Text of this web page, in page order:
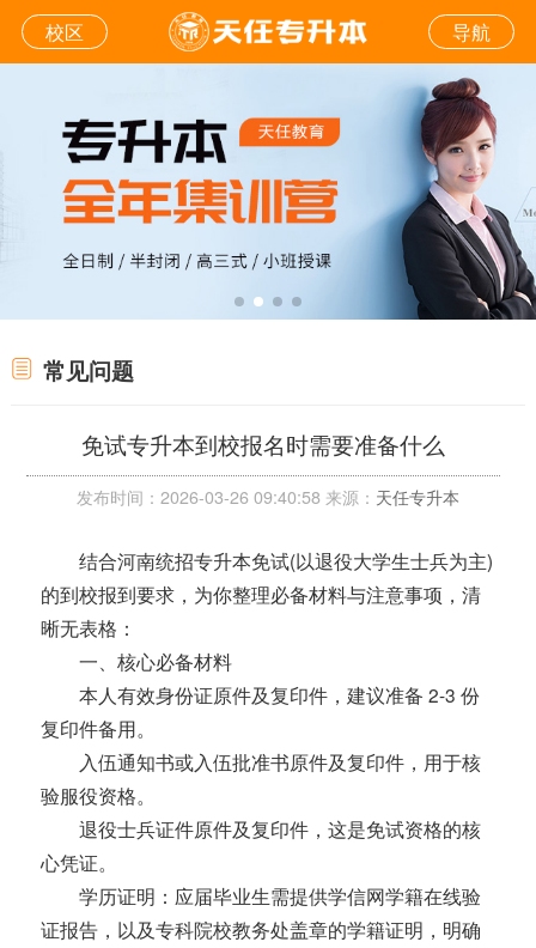
校区 导航
常见问题
免试专升本到校报名时需要准备什么
发布时间：2026-03-26 09:40:58 来源： 天任专升本
结合河南统招专升本免试(以退役大学生士兵为主)
的到校报到要求，为你整理必备材料与注意事项，清
晰无表格：
一、核心必备材料
本人有效身份证原件及复印件，建议准备 2-3 份
复印件备用。
入伍通知书或入伍批准书原件及复印件，用于核
验服役资格。
退役士兵证件原件及复印件，这是免试资格的核
心凭证。
学历证明：应届毕业生需提供学信网学籍在线验
证报告，以及专科院校教务处盖章的学籍证明，明确